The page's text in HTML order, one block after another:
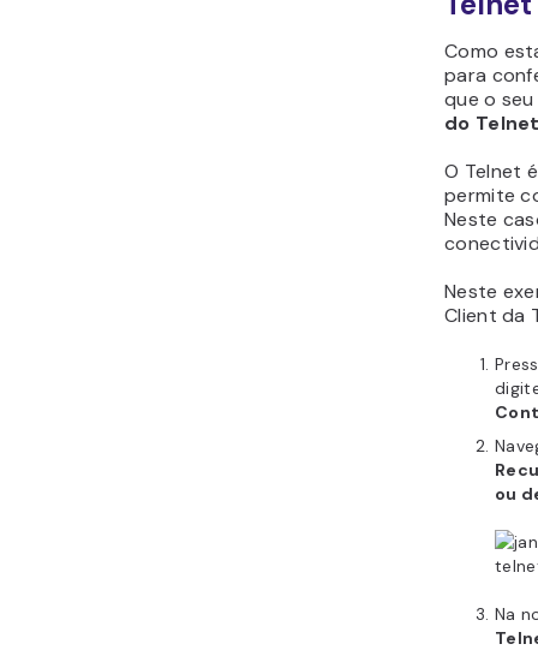
Como
para
que o
do
O Telnet
permite
Neste
Neste
Client da
ou
Na